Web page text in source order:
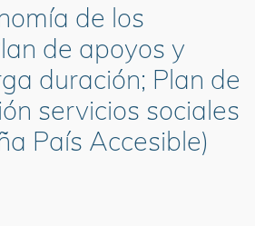
de los
de apoyos y
duración; Plan de
servicios sociales
País Accesible)